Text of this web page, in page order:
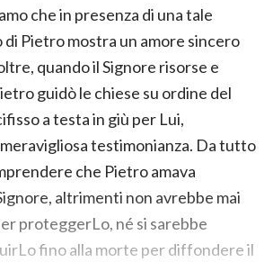
che in presenza di una tale
di Pietro mostra un amore sincero
quando il Signore risorse e
guidò le chiese su ordine del
a testa in giù per Lui,
testimonianza. Da tutto
che Pietro amava
altrimenti non avrebbe mai
proteggerLo, né si sarebbe
fino alla morte per diffondere il